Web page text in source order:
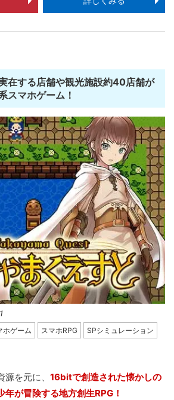
在する店舗や観光施設約40店舗が
スマホゲーム！
ホゲーム スマホRPG SPシミュレーション
を元に、 16bitで創造された懐かしの
が冒険する地方創生RPG！